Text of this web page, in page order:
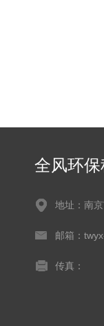
全风环
地址：南
邮箱：
传真：